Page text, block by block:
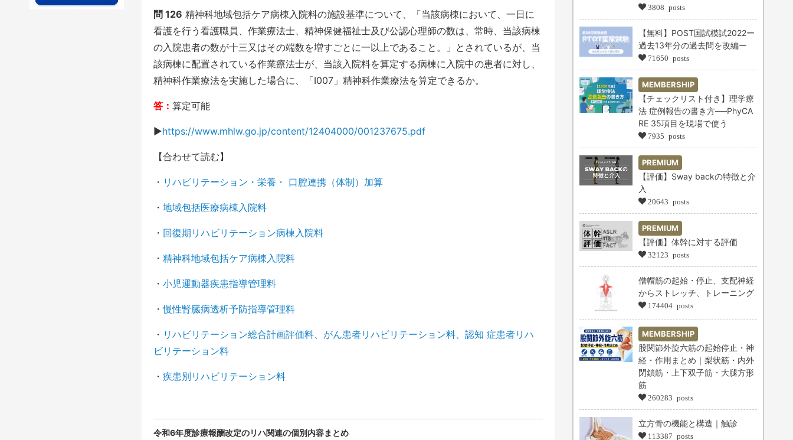
問 126 精神科地域包括ケア病棟入院料の施設基準について、「当該病棟において、一日に
看護を行う看護職員、作業療法士、精神保健福祉士及び公認心理師の数は、常時、当該病棟
の入院患者の数が十三又はその端数を増すごとに一以上であること。」とされているが、当
該病棟に配置されている作業療法士が、当該入院料を算定する病棟に入院中の患者に対し、
精神科作業療法を実施した場合に、「I007」精神科作業療法を算定できるか。
答： 算定可能
▶︎https://www.mhlw.go.jp/content/12404000/001237675.pdf
【合わせて読む】
・ リハビリテーション・栄養・ 口腔連携（体制）加算
・ 地域包括医療病棟入院料
・ 回復期リハビリテーション病棟入院料
・ 精神科地域包括ケア病棟入院料
・ 小児運動器疾患指導管理料
・慢性腎臓病透析予防指導管理料
・ リハビリテーション総合計画評価料、がん患者リハビリテーション料、認知 症患者リハ
ビリテーション料
・ 疾患別リハビリテーション料
令和6年度診療報酬改定のリハ関連の個別内容まとめ
3808 posts
【無料】POST国試模試2022ー
過去13年分の過去問を改編ー
71650 posts
MEMBERSHIP
【チェックリスト付き】理学療
法 症例報告の書き方──PhyCA
RE 35項目を現場で使う
7935 posts
PREMIUM
【評価】Sway backの特徴と介
入
20643 posts
PREMIUM
【評価】体幹に対する評価
32123 posts
僧帽筋の起始・停止、支配神経
からストレッチ、トレーニング
174404 posts
MEMBERSHIP
股関節外旋六筋の起始停止・神
経・作用まとめ｜梨状筋・内外
閉鎖筋・上下双子筋・大腿方形
筋
260283 posts
立方骨の機能と構造｜触診
113387 posts